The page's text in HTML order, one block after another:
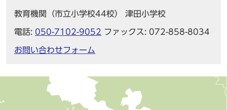
教育機関（市立小学校44校） 津田小学校
電話: 050-7102-9052 ファックス: 072-858-8034
お問い合わせフォーム